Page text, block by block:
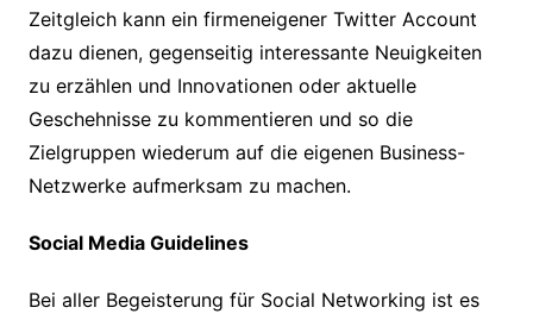
Zeitgleich kann ein firmeneigener Twitter Account
dazu dienen, gegenseitig interessante Neuigkeiten
zu erzählen und Innovationen oder aktuelle
Geschehnisse zu kommentieren und so die
Zielgruppen wiederum auf die eigenen Business-
Netzwerke aufmerksam zu machen.
Social Media Guidelines
Bei aller Begeisterung für Social Networking ist es